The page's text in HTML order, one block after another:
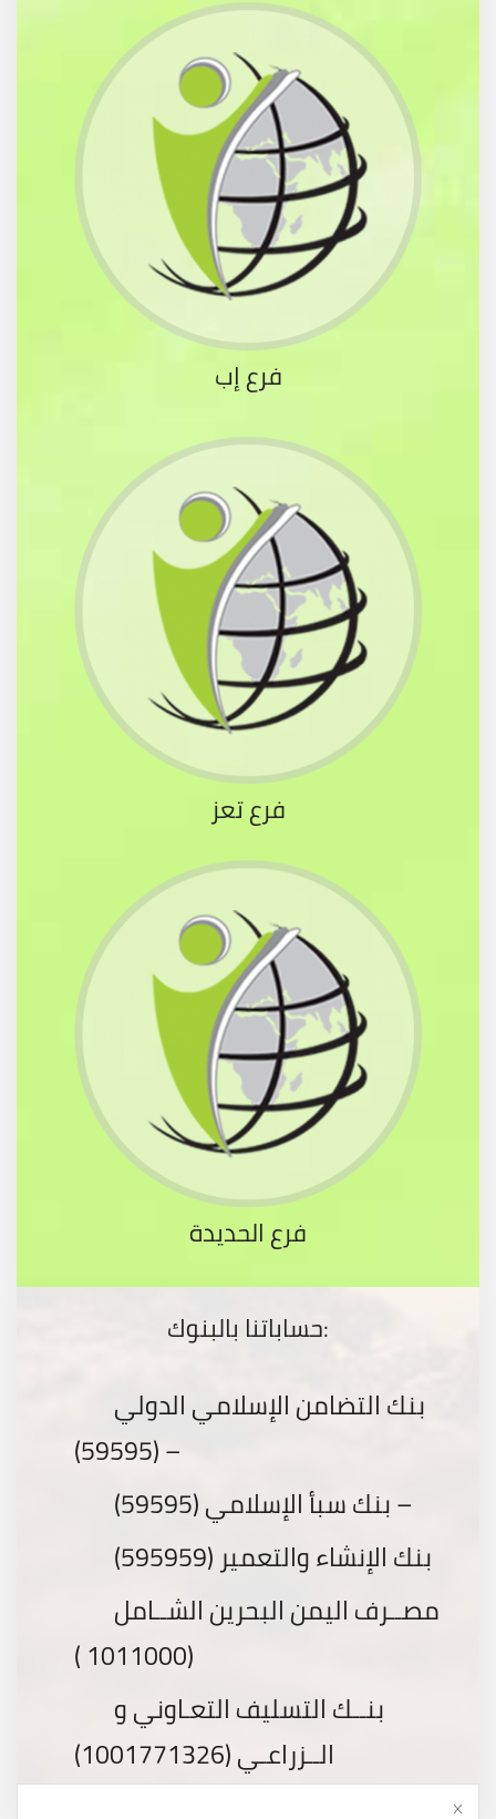
فرع إب
فرع تعز
فرع الحديدة
حساباتنا بالبنوك:
بنك التضامن الإسلامي الدولي
(59595) –
بنك سبأ الإسلامي (59595) –
بنك الإنشاء والتعمير (595959)
مصــرف اليمن البحرين الشــامل
(1011000 )
بنــك التسليف التعـاوني و
الــزراعـي (1001771326)